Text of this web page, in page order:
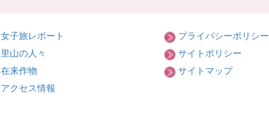
女子旅レポート
里山の人々
在来作物
アクセス情報
プライバシーポリシー
サイトポリシー
サイトマップ